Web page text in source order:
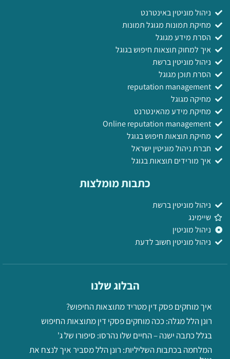
ניהול מוניטין באינטרנט
מחיקת תמונות מגוגל תמונות
הסרת מידע מגוגל
איך למחוק תוצאות חיפוש בגוגל
ניהול מוניטין ברשת
הסרת תוכן מגוגל
reputation management
מחיקה מגוגל
מחיקת מידע מהאינטרנט
Online reputation management
מחיקת תוצאות חיפוש בגוגל
חברת ניהול מוניטין ישראל
איך מורידים תוצאות בגוגל
כתבות מומלצות
ניהול מוניטין ברשת
שיימינג
ניהול מוניטין
ניהול מוניטין חשוב לדעת
הבלוג שלנו
איך מוחקים פסק דין מטריד מתוצאות החיפוש?
רונן הלל מגלה: ככה מוחקים פסקי דין מתוצאות החיפוש
בגלל כתבה ישנה – החיים שלו נהרסו: סיפורו של ג'
המלחמה בכתבות השליליות: רונן הלל מסביר איך לנצח את